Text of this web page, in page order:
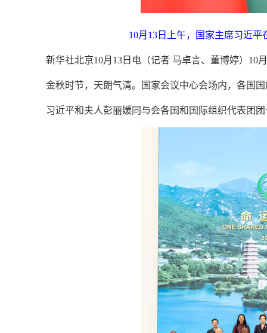
10月13日上午，国家主席习近
新华社北京10月13日电（记者 马卓言、董博婷）10
金秋时节，天朗气清。国家会议中心会场内，各国
习近平和夫人彭丽媛同与会各国和国际组织代表团